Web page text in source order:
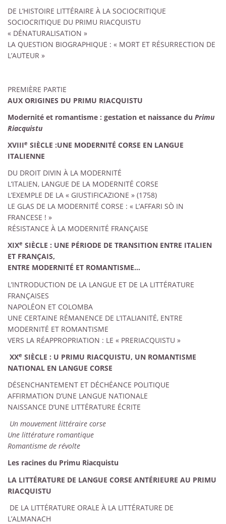
DE L’HISTOIRE LITTÉRAIRE À LA SOCIOCRITIQUE
SOCIOCRITIQUE DU PRIMU RIACQUISTU
« DÉNATURALISATION »
LA QUESTION BIOGRAPHIQUE : « MORT ET RÉSURRECTION DE
L’AUTEUR »
PREMIÈRE PARTIE
AUX ORIGINES DU PRIMU RIACQUISTU
Modernité et romantisme : gestation et naissance du Primu
Riacquistu
XVIIIe SIÈCLE :UNE MODERNITÉ CORSE EN LANGUE
ITALIENNE
DU DROIT DIVIN À LA MODERNITÉ
L’ITALIEN, LANGUE DE LA MODERNITÉ CORSE
L’EXEMPLE DE LA « GIUSTIFICAZIONE » (1758)
LE GLAS DE LA MODERNITÉ CORSE : « L’AFFARI SÒ IN
FRANCESE ! »
RÉSISTANCE À LA MODERNITÉ FRANÇAISE
XIXe SIÈCLE : UNE PÉRIODE DE TRANSITION ENTRE ITALIEN
ET FRANÇAIS,
ENTRE MODERNITÉ ET ROMANTISME…
L’INTRODUCTION DE LA LANGUE ET DE LA LITTÉRATURE
FRANÇAISES
NAPOLÉON ET COLOMBA
UNE CERTAINE RÉMANENCE DE L’ITALIANITÉ, ENTRE
MODERNITÉ ET ROMANTISME
VERS LA RÉAPPROPRIATION : LE « PRERIACQUISTU »
XXe SIÈCLE : U PRIMU RIACQUISTU, UN ROMANTISME
NATIONAL EN LANGUE CORSE
DÉSENCHANTEMENT ET DÉCHÉANCE POLITIQUE
AFFIRMATION D’UNE LANGUE NATIONALE
NAISSANCE D’UNE LITTÉRATURE ÉCRITE
Un mouvement littéraire corse
Une littérature romantique
Romantisme de révolte
Les racines du Primu Riacquistu
LA LITTÉRATURE DE LANGUE CORSE ANTÉRIEURE AU PRIMU
RIACQUISTU
DE LA LITTÉRATURE ORALE À LA LITTÉRATURE DE
L’ALMANACH